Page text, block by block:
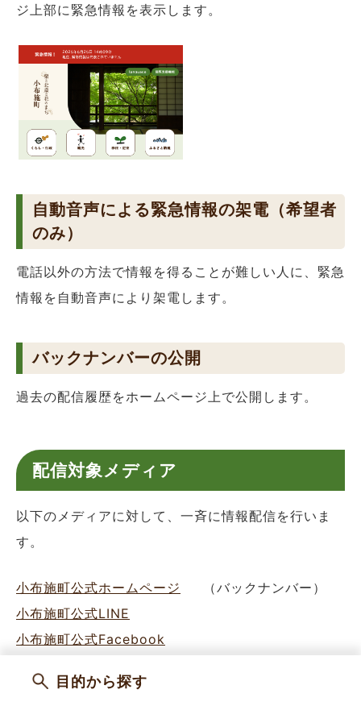
ジ上部に緊急情報を表示します。
自動音声による緊急情報の架電（希望者
のみ）
電話以外の方法で情報を得ることが難しい人に、緊急
情報を自動音声により架電します。
バックナンバーの公開
過去の配信履歴をホームページ上で公開します。
配信対象メディア
以下のメディアに対して、一斉に情報配信を行いま
す。
小布施町公式ホームページ
（バックナンバー）
小布施町公式LINE
小布施町公式Facebook
目的から探す